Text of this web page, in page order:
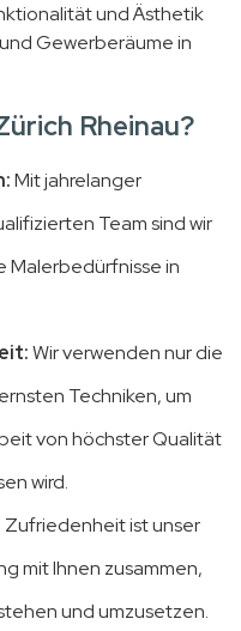
und Ästhetik
Gewerberäume in
Rheinau?
Mit jahrelanger
Team sind wir
Malerbedürfnisse in
Wir verwenden nur die
Techniken, um
von höchster Qualität
wird.
Zufriedenheit ist unser
mit Ihnen zusammen,
und umzusetzen.